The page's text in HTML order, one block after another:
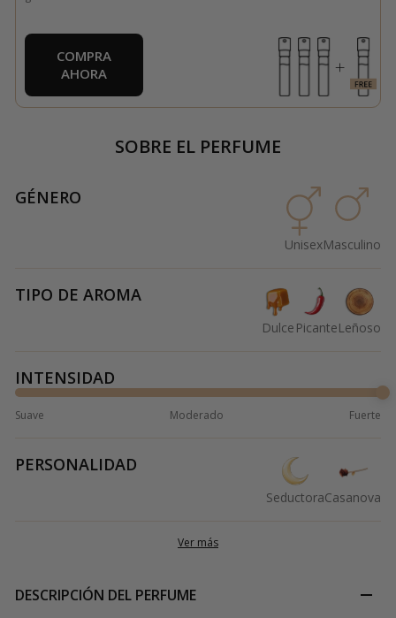
COMPRA
AHORA
SOBRE EL PERFUME
GÉNERO
UnisexMasculino
TIPO DE AROMA
Dulce PicanteLeñoso
INTENSIDAD
Suave Moderado Fuerte
PERSONALIDAD
SeductoraCasanova
Ver más
DESCRIPCIÓN DEL PERFUME